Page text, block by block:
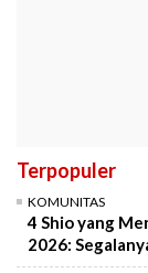
Terpopuler
KOMUNITAS
4 Shio yang
2026: